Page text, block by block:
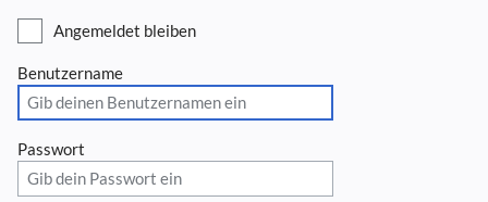
Angemeldet bleiben
Benutzername
Passwort